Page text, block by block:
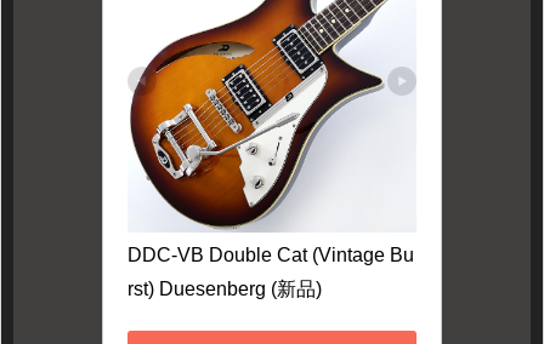
DDC-VB Double Cat (Vintage Bu
rst) Duesenberg (新品)